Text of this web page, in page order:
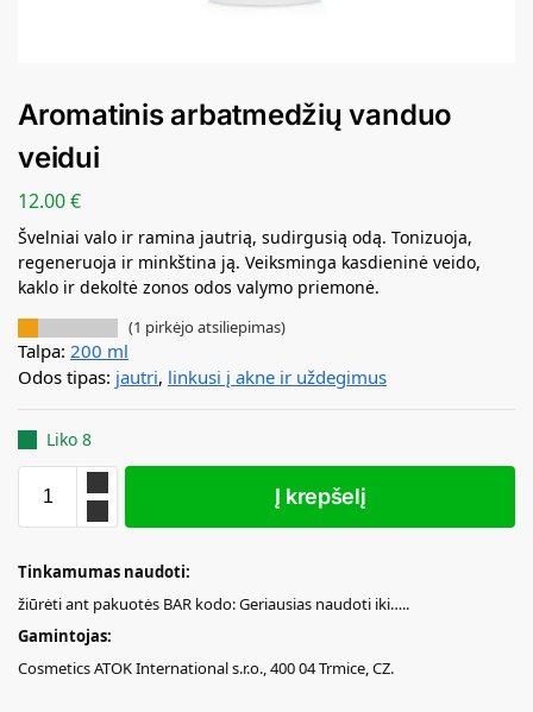
Aromatinis arbatmedžių vanduo
veidui
12.00€
Švelniai valo ir ramina jautrią, sudirgusią odą. Tonizuoja,
regeneruoja ir minkština ją. Veiksminga kasdieninė veido,
kaklo ir dekoltė zonos odos valymo priemonė.
(1 pirkėjo atsiliepimas)
Talpa: 200 ml
Odos tipas: jautri, linkusi į akne ir uždegimus
Liko 8
Į krepšelį
Tinkamumas naudoti:
žiūrėti ant pakuotės BAR kodo: Geriausias naudoti iki…..
Gamintojas:
Cosmetics ATOK International s.r.o., 400 04 Trmice, CZ.